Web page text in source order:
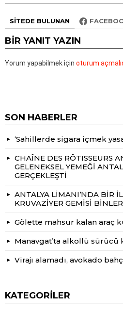
SITEDE BULUNAN
BIR YANIT YAZIN
Yorum yapabilmek için oturum
SON HABERLER
‘Sahillerde sigara içmek
CHAÎNE DES RÔTISSEURS
GELENEKSEL YEMEĞİ
GERÇEKLEŞTİ
ANTALYA LİMANI’NDA BİR
KRUVAZİYER GEMİSİ
Gölette mahsur kalan araç
Manavgat’ta alkollü sürücü
Virajı alamadı, avokado
KATEGORILER